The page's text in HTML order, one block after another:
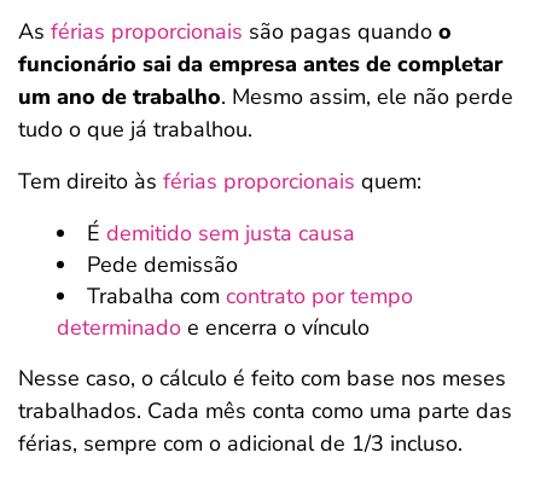
As férias proporcionais são pagas quando o
funcionário sai da empresa antes de completar
um ano de trabalho. Mesmo assim, ele não perde
tudo o que já trabalhou.
Tem direito às férias proporcionais quem:
É demitido sem justa causa
Pede demissão
Trabalha com contrato por tempo
determinado e encerra o vínculo
Nesse caso, o cálculo é feito com base nos meses
trabalhados. Cada mês conta como uma parte das
férias, sempre com o adicional de 1/3 incluso.